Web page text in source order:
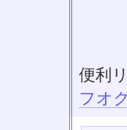
便利
フオ